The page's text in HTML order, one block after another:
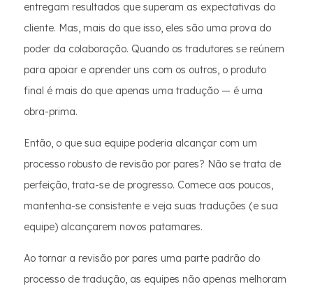
entregam resultados que superam as expectativas do
cliente. Mas, mais do que isso, eles são uma prova do
poder da colaboração. Quando os tradutores se reúnem
para apoiar e aprender uns com os outros, o produto
final é mais do que apenas uma tradução — é uma
obra-prima.
Então, o que sua equipe poderia alcançar com um
processo robusto de revisão por pares? Não se trata de
perfeição, trata-se de progresso. Comece aos poucos,
mantenha-se consistente e veja suas traduções (e sua
equipe) alcançarem novos patamares.
Ao tornar a revisão por pares uma parte padrão do
processo de tradução, as equipes não apenas melhoram